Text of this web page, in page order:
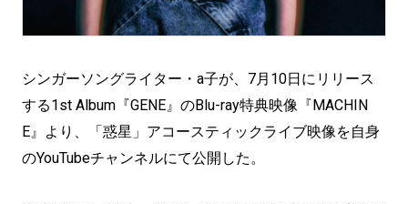
シンガーソングライター・a子が、7月10日にリリース
する1st Album『GENE』のBlu-ray特典映像『MACHIN
E』より、「惑星」アコースティックライブ映像を自身
のYouTubeチャンネルにて公開した。